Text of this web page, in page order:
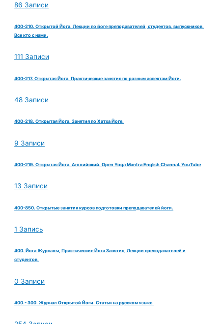
86 Записи
400-210. Открытой Йога. Лекции по йоге преподавателей, студентов, выпускников.
Все кто с нами.
111 Записи
400-217. Открытая Йога. Практические занятия по разным аспектам Йоги.
48 Записи
400-218. Открытая Йога. Занятия по Хатха Йоге.
9 Записи
400-219. Открытая Йога. Английский. Open Yoga Mantra English Channal. YouTube
13 Записи
400-850. Открытые занятия курсов подготовки преподавателей йоги.
1 Запись
400. Йога Журналы, Практические Йога Занятия, Лекции преподавателей и
студентов.
0 Записи
400.- 300. Журнал Открытой Йоги. Статьи на русском языке.